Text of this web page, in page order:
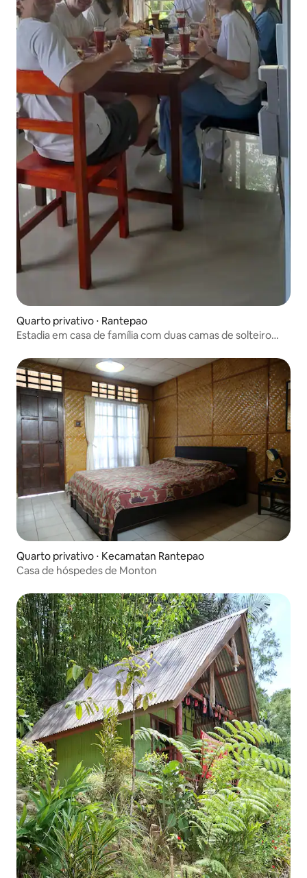
Quarto privativo ⋅ Rantepao
Estadia em casa de família com duas camas de solteiro
Quarto privativo ⋅ Kecamatan Rantepao
Casa de hóspedes de Monton